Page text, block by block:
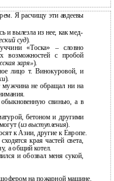
Я расчищу эти авдеевы
и вылезла из нее, как мед-
суд).
«Тоска» – словно
возможностей с пробой
заря»).
лицо т. Винокуровой, и
).
мужчина не обращал ни на
свинью, а в
бетоном и другими
(из выступления).
к Азии, другие к Европе.
края частей света,
а общий котел.
и обозвал меня сукой,
шофером на пожарной машине.